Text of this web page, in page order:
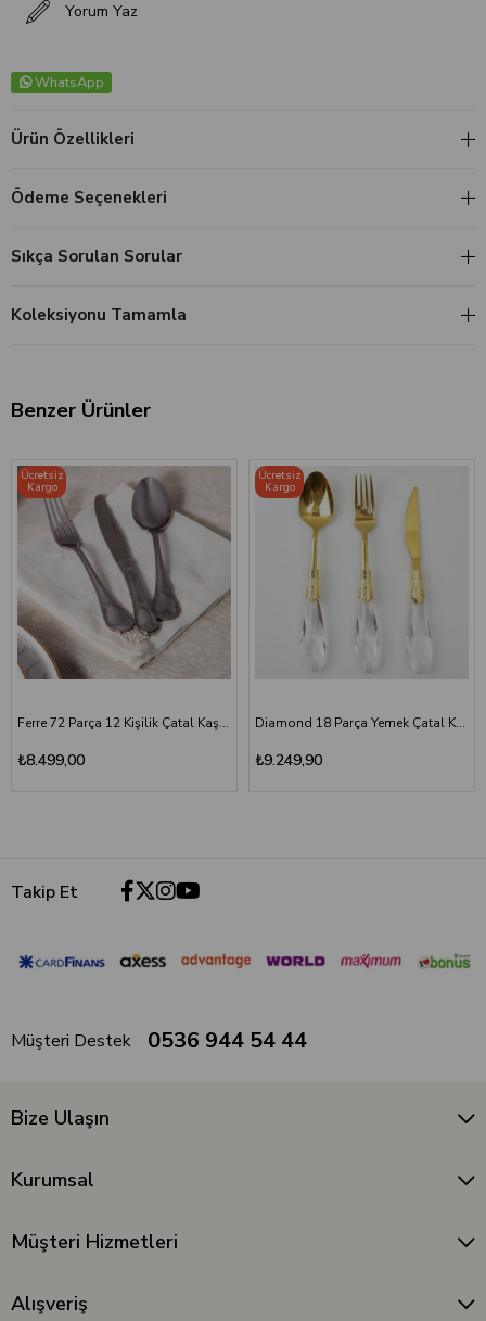
Yorum Yaz
WhatsApp
Ürün Özellikleri
Ödeme Seçenekleri
Sıkça Sorulan Sorular
Koleksiyonu Tamamla
Benzer Ürünler
Ferre 72 Parça 12 Kişilik Çatal Kaşık Bıçak Seti
₺8.499,00
Ücretsiz
Kargo
Diamond 18 Parça Yemek Çatal Kaşık Bıçak Seti | Altın Titanyum
₺9.249,90
Ücretsiz
Kargo
Takip Et
Müşteri Destek 0536 944 54 44
Bize Ulaşın
Kurumsal
Müşteri Hizmetleri
Alışveriş